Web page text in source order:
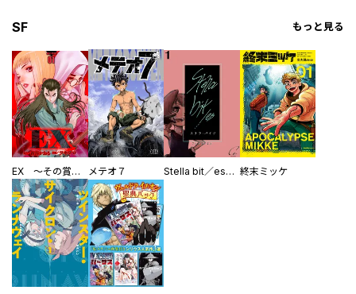
SF もっと見る
EX ～その賞金稼ぎは、世界の出口を探す～【単行本版】 メテオ７ Stella bit／es【単話版】 終末ミッケ